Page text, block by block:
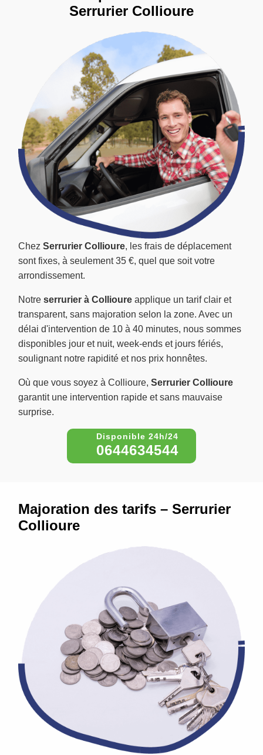
Chez Serrurier Collioure, les frais de déplacement
sont fixes, à seulement 35 €, quel que soit votre
arrondissement.
Notre serrurier à Collioure applique un tarif clair et
transparent, sans majoration selon la zone. Avec un
délai d'intervention de 10 à 40 minutes, nous sommes
disponibles jour et nuit, week-ends et jours fériés,
soulignant notre rapidité et nos prix honnêtes.
Où que vous soyez à Collioure, Serrurier Collioure
garantit une intervention rapide et sans mauvaise
surprise.
0644634544
Serrurier Collioure
Majoration des tarifs – Serrurier
Collioure